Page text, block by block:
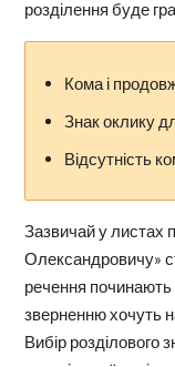
розділення буде
Кома і
Знак оклику
Відсутність
Зазвичай у листах
Олександровичу»
речення починають
зверненню хочуть
Вибір розділового